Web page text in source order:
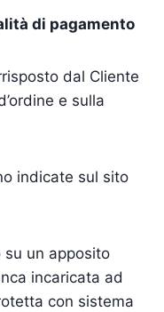
di pagamento
dal Cliente
e sulla
indicate sul sito
su un apposito
incaricata ad
con sistema